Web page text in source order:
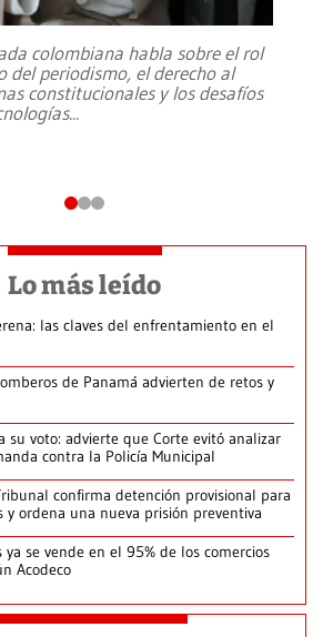
colombiana habla sobre el rol
del periodismo, el derecho al
constitucionales y los desafíos
...
Lo más leído
las claves del enfrentamiento en el
de Panamá advierten de retos y
su voto: advierte que Corte evitó analizar
contra la Policía Municipal
confirma detención provisional para
y ordena una nueva prisión preventiva
ya se vende en el 95% de los comercios
Acodeco